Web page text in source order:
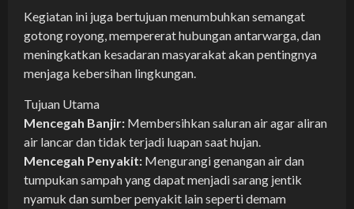
Kegiatan ini juga bertujuan menumbuhkan semangat
gotong royong, mempererat hubungan antarwarga, dan
meningkatkan kesadaran masyarakat akan pentingnya
menjaga kebersihan lingkungan.
Tujuan Utama
Mencegah Banjir: Membersihkan saluran air agar aliran
air lancar dan tidak terjadi luapan saat hujan.
Mencegah Penyakit: Mengurangi genangan air dan
tumpukan sampah yang dapat menjadi sarang jentik
nyamuk dan sumber penyakit lain seperti demam